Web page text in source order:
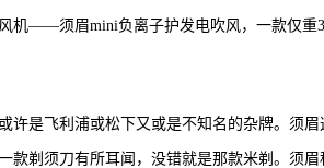
机——须眉mini负离子护发电吹风，一款仅重
许是飞利浦或松下又或是不知名的杂牌。须
款剃须刀有所耳闻，没错就是那款米剃。须